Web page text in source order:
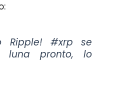
Ripple! #xrp se
pronto, lo